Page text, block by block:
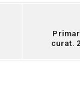
curat.